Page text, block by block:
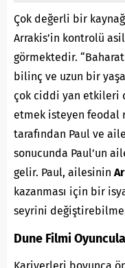
Çok değerli bir
Arrakis’in kontrolü
görmektedir.
bilinç ve uzun bir
çok ciddi yan etkileri
etmek isteyen feodal
tarafından Paul ve
sonucunda Paul’un
gelir. Paul, ailesinin
kazanması için bir
seyrini
Dune Filmi
Kariyerleri boyunca